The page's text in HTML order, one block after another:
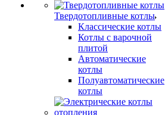
Твердотопливные котлы
Классические котлы
Котлы с варочной
плитой
Автоматические
котлы
Полуавтоматические
котлы